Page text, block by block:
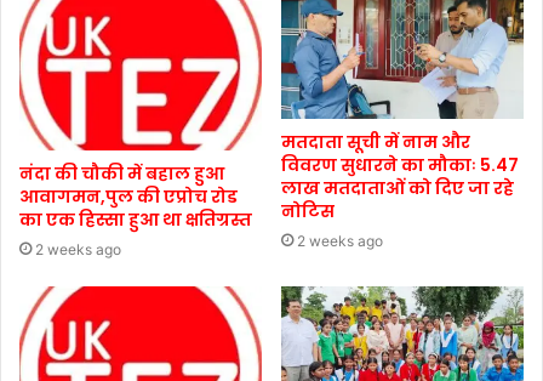
नंदा की चौकी में बहाल हुआ
आवागमन,पुल की एप्रोच रोड
का एक हिस्सा हुआ था क्षतिग्रस्त
2 weeks ago
मतदाता सूची में नाम और
विवरण सुधारने का मौकाः 5.47
लाख मतदाताओं को दिए जा रहे
नोटिस
2 weeks ago